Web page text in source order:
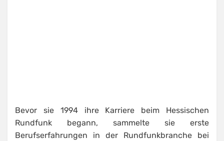
Bevor sie 1994 ihre Karriere beim Hessischen
Rundfunk begann, sammelte sie erste
Berufserfahrungen in der Rundfunkbranche bei